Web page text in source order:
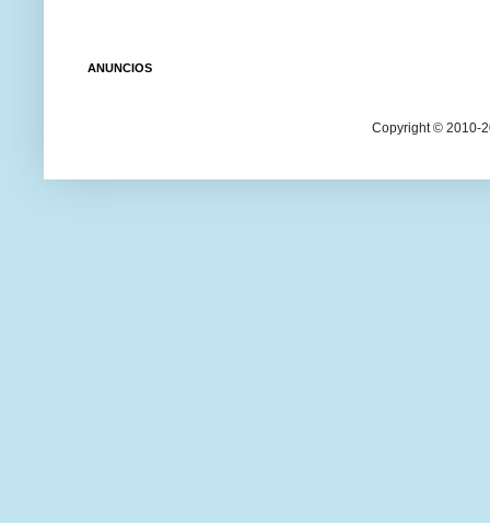
ANUNCIOS
Copyright © 2010-